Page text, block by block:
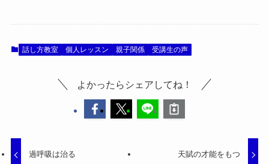
話し方教室 個人レッスン 親子関係 受講生の声
よかったらシェアしてね！
過呼吸は治る 天賦の才能をもつ